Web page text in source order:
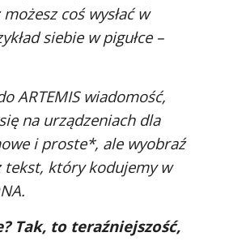
coś wysłać w
siebie w pigułce –
ARTEMIS wiadomość,
na urządzeniach dla
i proste*, ale wyobraź
tekst, który kodujemy w
Tak, to teraźniejszość,